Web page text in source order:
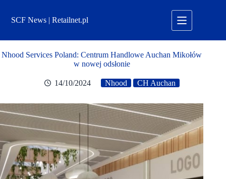
treściSCF News | Retailnet.pl
Nhood Services Poland: Centrum Handlowe Auchan Mikołów
w nowej odsłonie
14/10/2024 Nhood CH Auchan